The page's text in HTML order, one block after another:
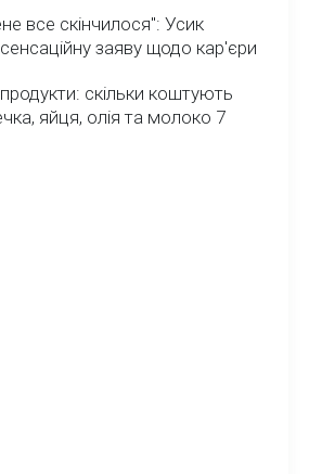
все скінчилося": Усик
заяву щодо кар'єри
скільки коштують
яйця, олія та молоко 7